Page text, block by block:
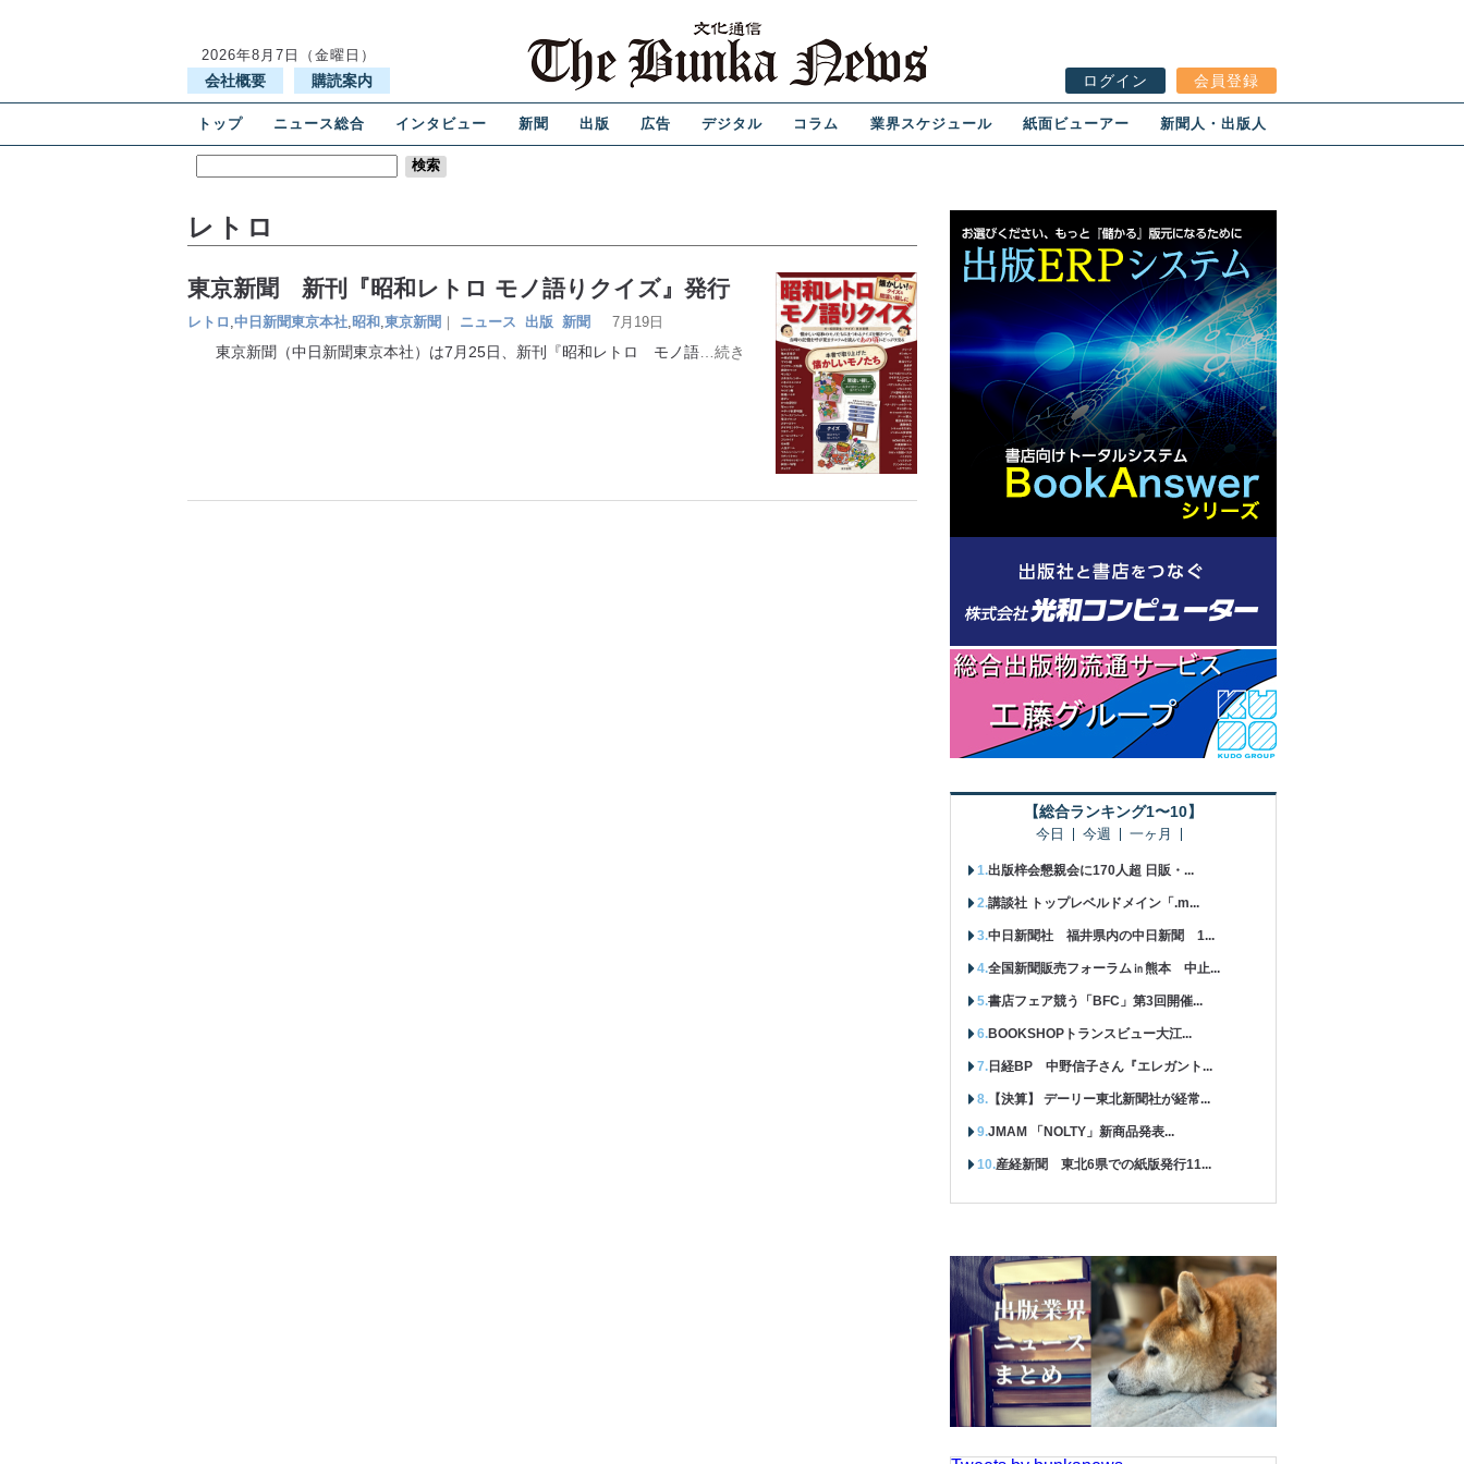
2026年8月7日（金曜日）
会社概要 購読案内 ログイン 会員登録
トップ ニュース総合 インタビュー 新聞 出版 広告 デジタル コラム 業界スケジュール 紙面ビューアー 新聞人・出版人
レトロ
東京新聞 新刊『昭和レトロ モノ語りクイズ』発行
レトロ ,中日新聞東京本社,昭和,東京新聞 ｜ ニュース 出版 新聞 7月19日
東京新聞（中日新聞東京本社）は7月25日、新刊『昭和レトロ モノ語 …続き
【総合ランキング1〜10】
今日 今週 一ヶ月
出版梓会懇親会に170人超 日販・...
講談社 トップレベルドメイン「.m...
中日新聞社 福井県内の中日新聞 1...
全国新聞販売フォーラム㏌熊本 中止...
書店フェア競う「BFC」第3回開催...
BOOKSHOPトランスビュー大江...
日経BP 中野信子さん『エレガント...
【決算】 デーリー東北新聞社が経常...
JMAM 「NOLTY」新商品発表...
産経新聞 東北6県での紙版発行11...